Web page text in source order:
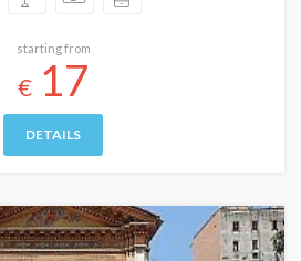
starting from
€ 17
DETAILS